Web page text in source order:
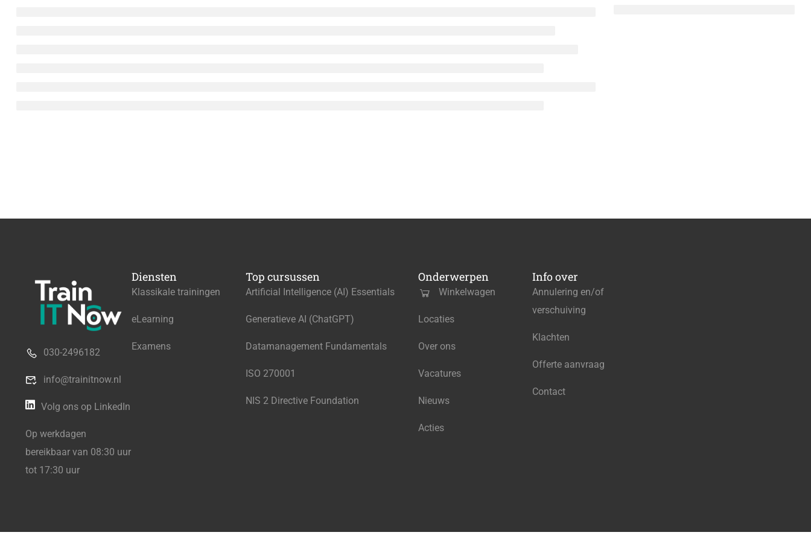
030-2496182
info@trainitnow.nl
Volg ons op LinkedIn
Op werkdagen
bereikbaar van 08:30 uur
tot 17:30 uur
Diensten
Klassikale trainingen
eLearning
Examens
Top cursussen
Artificial Intelligence (AI) Essentials
Generatieve AI (ChatGPT)
Datamanagement Fundamentals
ISO 270001
NIS 2 Directive Foundation
Onderwerpen
Winkelwagen
Locaties
Over ons
Vacatures
Nieuws
Acties
Info over
Annulering en/of
verschuiving
Klachten
Offerte aanvraag
Contact